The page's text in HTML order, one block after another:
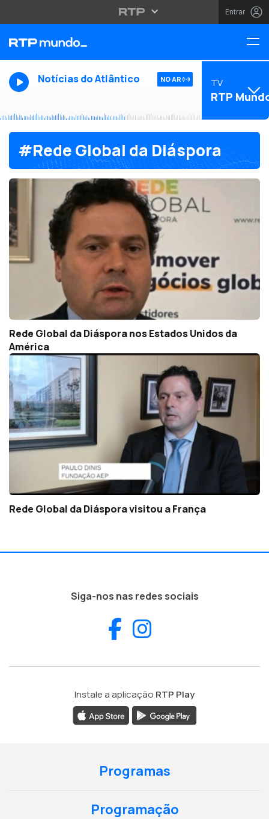
Entrar
Notícias do Atlântico NO AR TV
RTP
#Rede Global da Diáspora
Rede Global da Diáspora nos Estados Unidos da
América
Rede Global da Diáspora visitou a França
Siga-nos nas redes sociais
Facebook
Instale a aplicação RTP Play
Programas
Programação